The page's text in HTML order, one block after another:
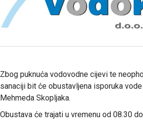
Zbog puknuća vodovodne cijevi te
sanaciji bit će obustavljena isporuka
Mehmeda Skopljaka.
Obustava će trajati u vremenu od 08.30